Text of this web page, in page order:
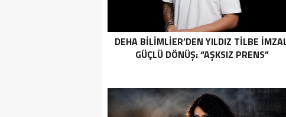
DEHA BİLİMLİER’DEN YILDIZ TİLBE
GÜÇLÜ DÖNÜŞ: “AŞKSIZ PRENS”